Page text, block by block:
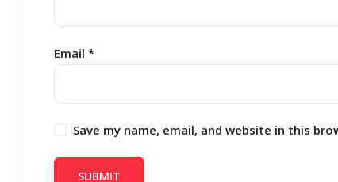
Email *
Save my name, email, and website in this